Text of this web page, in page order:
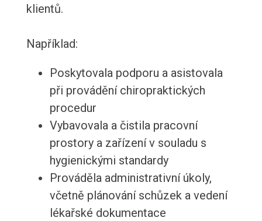
klientů.
Například:
Poskytovala podporu a asistovala
při provádění chiropraktických
procedur
Vybavovala a čistila pracovní
prostory a zařízení v souladu s
hygienickými standardy
Prováděla administrativní úkoly,
včetně plánování schůzek a vedení
lékařské dokumentace